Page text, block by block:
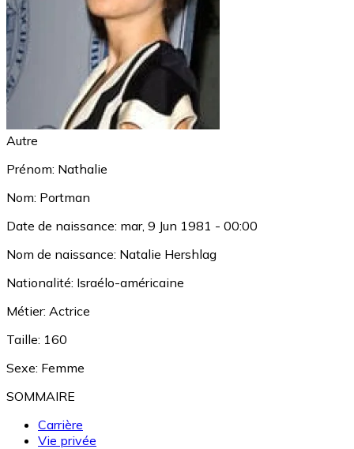
Autre
Prénom: Nathalie
Nom: Portman
Date de naissance: mar, 9 Jun 1981 - 00:00
Nom de naissance: Natalie Hershlag
Nationalité: Israélo-américaine
Métier: Actrice
Taille: 160
Sexe: Femme
SOMMAIRE
Carrière
Vie privée